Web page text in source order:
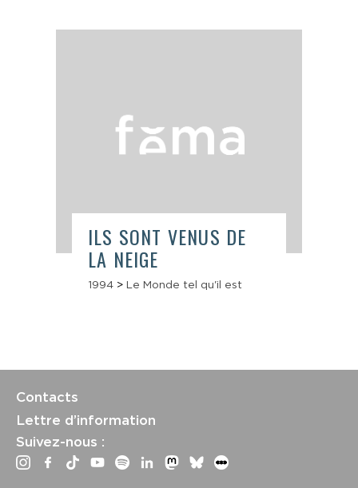
ILS SONT VENUS DE
LA NEIGE
1994 > Le Monde tel qu'il est
Contacts
Lettre d’information
Suivez-nous :